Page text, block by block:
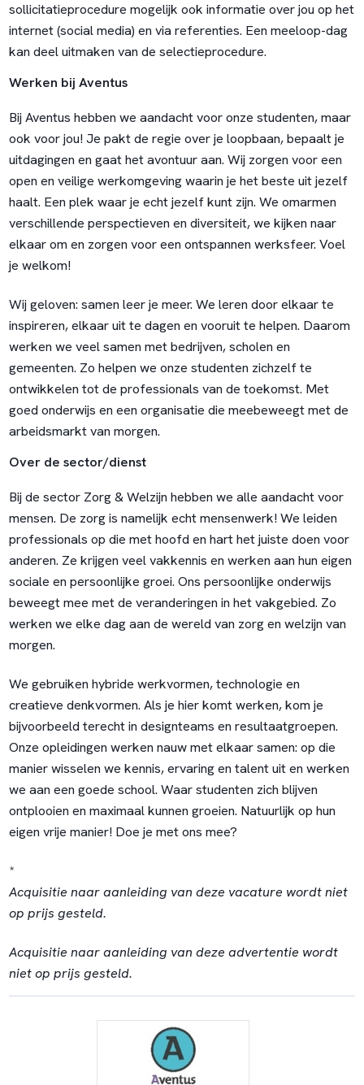
sollicitatieprocedure mogelijk ook informatie over jou op het
internet (social media) en via referenties. Een meeloop-dag
kan deel uitmaken van de selectieprocedure.
Werken bij Aventus
Bij Aventus hebben we aandacht voor onze studenten, maar
ook voor jou! Je pakt de regie over je loopbaan, bepaalt je
uitdagingen en gaat het avontuur aan. Wij zorgen voor een
open en veilige werkomgeving waarin je het beste uit jezelf
haalt. Een plek waar je echt jezelf kunt zijn. We omarmen
verschillende perspectieven en diversiteit, we kijken naar
elkaar om en zorgen voor een ontspannen werksfeer. Voel
je welkom!
Wij geloven: samen leer je meer. We leren door elkaar te
inspireren, elkaar uit te dagen en vooruit te helpen. Daarom
werken we veel samen met bedrijven, scholen en
gemeenten. Zo helpen we onze studenten zichzelf te
ontwikkelen tot de professionals van de toekomst. Met
goed onderwijs en een organisatie die meebeweegt met de
arbeidsmarkt van morgen.
Over de sector/dienst
Bij de sector Zorg & Welzijn hebben we alle aandacht voor
mensen. De zorg is namelijk echt mensenwerk! We leiden
professionals op die met hoofd en hart het juiste doen voor
anderen. Ze krijgen veel vakkennis en werken aan hun eigen
sociale en persoonlijke groei. Ons persoonlijke onderwijs
beweegt mee met de veranderingen in het vakgebied. Zo
werken we elke dag aan de wereld van zorg en welzijn van
morgen.
We gebruiken hybride werkvormen, technologie en
creatieve denkvormen. Als je hier komt werken, kom je
bijvoorbeeld terecht in designteams en resultaatgroepen.
Onze opleidingen werken nauw met elkaar samen: op die
manier wisselen we kennis, ervaring en talent uit en werken
we aan een goede school. Waar studenten zich blijven
ontplooien en maximaal kunnen groeien. Natuurlijk op hun
eigen vrije manier! Doe je met ons mee?
*
Acquisitie naar aanleiding van deze vacature wordt niet
op prijs gesteld.
Acquisitie naar aanleiding van deze advertentie wordt
niet op prijs gesteld.